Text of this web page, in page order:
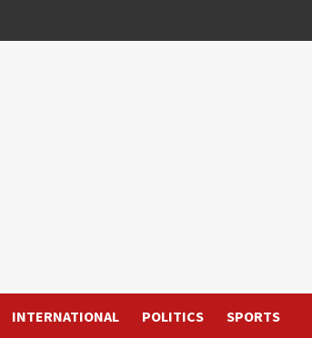
INTERNATIONAL POLITICS SPORTS